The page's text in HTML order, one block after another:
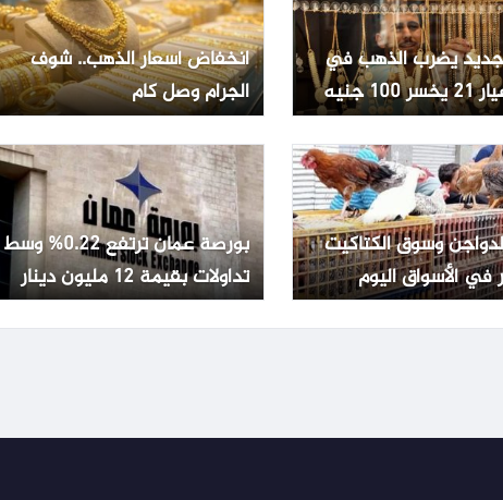
يضرب الذهب في
جنيه
انخفاض أسعار الذهب.. شوف
الجرام وصل كام
وسوق الكتاكيت
في الأسواق اليوم
بورصة عمان ترتفع 0.22% وسط
تداولات بقيمة 12 مليون دينار